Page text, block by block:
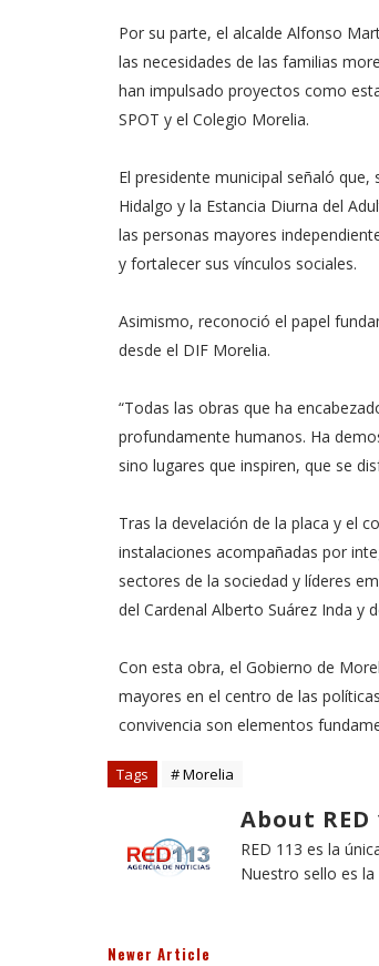
Por su parte, el alcalde Alfonso
las necesidades de las familias
han impulsado proyectos como
SPOT y el Colegio Morelia.
El presidente municipal señaló
Hidalgo y la Estancia Diurna del
las personas mayores
y fortalecer sus vínculos sociales.
Asimismo, reconoció el papel
desde el DIF Morelia.
“Todas las obras que ha
profundamente humanos. Ha
sino lugares que inspiren, que se
Tras la develación de la placa y el
instalaciones acompañadas por
sectores de la sociedad y líderes
del Cardenal Alberto Suárez Inda y
Con esta obra, el Gobierno de
mayores en el centro de las
convivencia son elementos
Tags # Morelia
About RED
RED 113 es la
Nuestro sello es
Newer Article